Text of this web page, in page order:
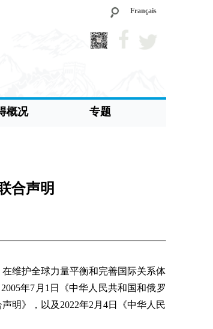
Français
概况 专题
合声明
维护全球力量平衡和完善国际关系体
年7月1日《中华人民共和国和俄罗
明》，以及2022年2月4日《中华人民